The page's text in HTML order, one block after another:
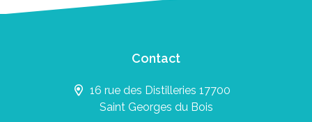
Contact
16 rue des Distilleries 17700
Saint Georges du Bois